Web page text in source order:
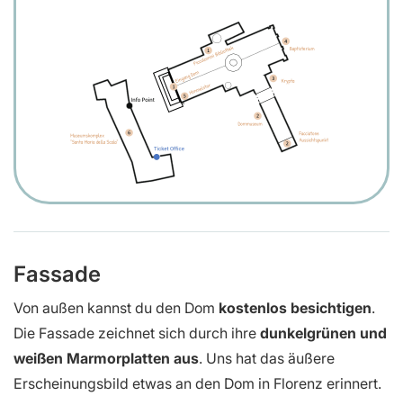
Fassade
Von außen kannst du den Dom kostenlos besichtigen.
Die Fassade zeichnet sich durch ihre dunkelgrünen und
weißen Marmorplatten aus. Uns hat das äußere
Erscheinungsbild etwas an den Dom in Florenz erinnert.